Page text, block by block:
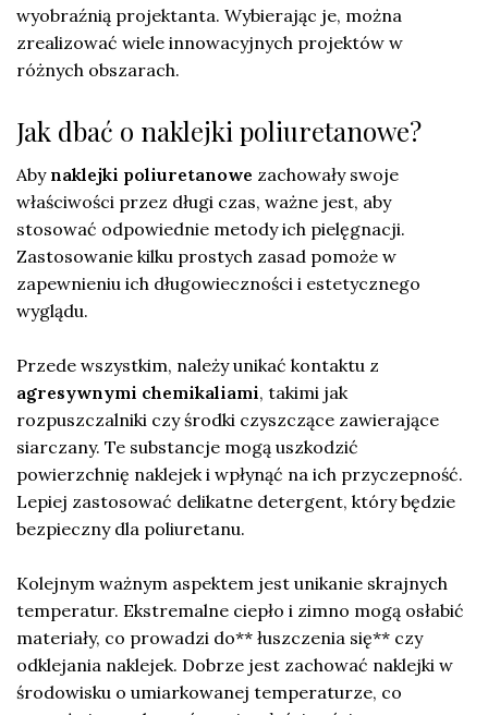
wyobraźnią projektanta. Wybierając je, można
zrealizować wiele innowacyjnych projektów w
różnych obszarach.
Jak dbać o naklejki poliuretanowe?
Aby naklejki poliuretanowe zachowały swoje
właściwości przez długi czas, ważne jest, aby
stosować odpowiednie metody ich pielęgnacji.
Zastosowanie kilku prostych zasad pomoże w
zapewnieniu ich długowieczności i estetycznego
wyglądu.
Przede wszystkim, należy unikać kontaktu z
agresywnymi chemikaliami, takimi jak
rozpuszczalniki czy środki czyszczące zawierające
siarczany. Te substancje mogą uszkodzić
powierzchnię naklejek i wpłynąć na ich przyczepność.
Lepiej zastosować delikatne detergent, który będzie
bezpieczny dla poliuretanu.
Kolejnym ważnym aspektem jest unikanie skrajnych
temperatur. Ekstremalne ciepło i zimno mogą osłabić
materiały, co prowadzi do** łuszczenia się** czy
odklejania naklejek. Dobrze jest zachować naklejki w
środowisku o umiarkowanej temperaturze, co